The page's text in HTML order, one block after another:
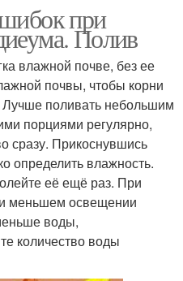
при
Полив
влажной почве, без ее
почвы, чтобы корни
Лучше поливать небольшим
порциями регулярно,
сразу. Прикоснувшись
определить влажность.
её ещё раз. При
меньшем освещении
воды,
количество воды